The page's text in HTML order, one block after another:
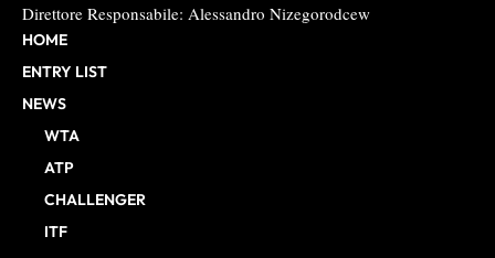
Direttore Responsabile: Alessandro Nizegorodcew
HOME
ENTRY LIST
NEWS
WTA
ATP
CHALLENGER
ITF